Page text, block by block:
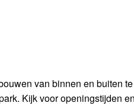
van binnen en buiten
Kijk voor openingstijden